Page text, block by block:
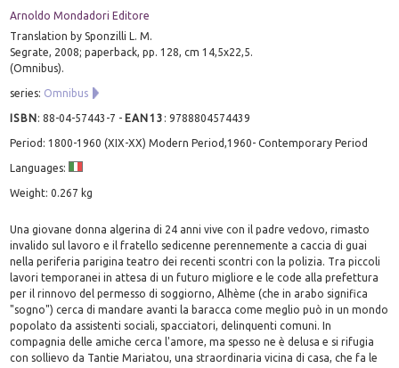
Arnoldo Mondadori Editore
Translation by Sponzilli L. M.
Segrate, 2008; paperback, pp. 128, cm 14,5x22,5.
(Omnibus).
series: Omnibus
ISBN:88-04-57443-7 - EAN13 :9788804574439
Period: 1800-1960 (XIX-XX) Modern Period,1960- Contemporary Period
Languages:
Weight: 0.267 kg
Una giovane donna algerina di 24 anni vive con il padre vedovo, rimasto
invalido sul lavoro e il fratello sedicenne perennemente a caccia di guai
nella periferia parigina teatro dei recenti scontri con la polizia. Tra piccoli
lavori temporanei in attesa di un futuro migliore e le code alla prefettura
per il rinnovo del permesso di soggiorno, Alhème (che in arabo significa
"sogno") cerca di mandare avanti la baracca come meglio può in un mondo
popolato da assistenti sociali, spacciatori, delinquenti comuni. In
compagnia delle amiche cerca l'amore, ma spesso ne è delusa e si rifugia
con sollievo da Tantie Mariatou, una straordinaria vicina di casa, che fa le